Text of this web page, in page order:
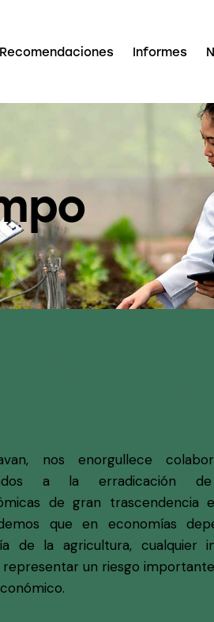
Recomendaciones Informes
nos enorgullece
a la erradicación de
de gran trascendencia
que en economías
de la agricultura, cualquier
representar un riesgo